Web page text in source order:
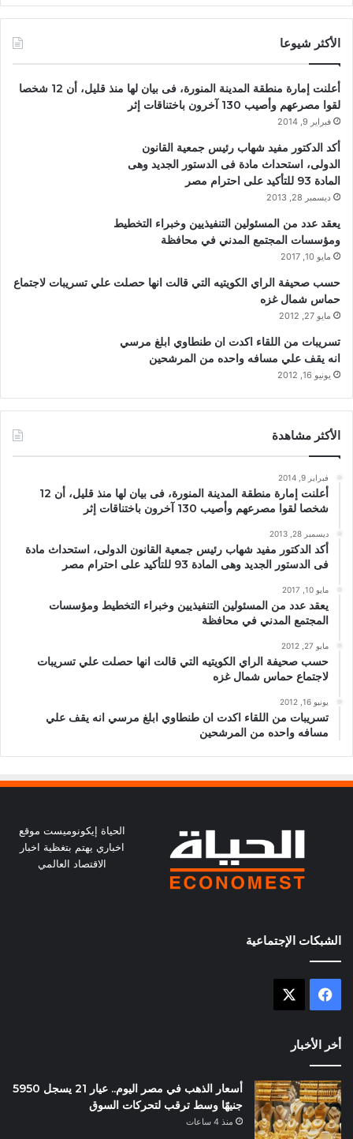
الأكثر شيوعا
أعلنت إمارة منطقة المدينة المنورة، فى بيان لها منذ قليل، أن 12 شخصا
لقوا مصرعهم وأصيب 130 آخرون باختناقات إثر
فبراير 9, 2014
أكد الدكتور مفيد شهاب رئيس جمعية القانون
الدولى، استحداث مادة فى الدستور الجديد وهى
المادة 93 للتأكيد على احترام مصر
ديسمبر 28, 2013
يعقد عدد من المسئولين التنفيذيين وخبراء التخطيط
ومؤسسات المجتمع المدني في محافظة
مايو 10, 2017
حسب صحيفة الراي الكويتيه التي قالت انها حصلت علي تسريبات لاجتماع
حماس شمال غزه
مايو 27, 2012
تسريبات من اللقاء اكدت ان طنطاوي ابلغ مرسي
انه يقف علي مسافه واحده من المرشحين
يونيو 16, 2012
الأكثر مشاهدة
فبراير 9, 2014
أعلنت إمارة منطقة المدينة المنورة، فى بيان لها منذ قليل، أن 12
شخصا لقوا مصرعهم وأصيب 130 آخرون باختناقات إثر
ديسمبر 28, 2013
أكد الدكتور مفيد شهاب رئيس جمعية القانون الدولى، استحداث مادة
فى الدستور الجديد وهى المادة 93 للتأكيد على احترام مصر
مايو 10, 2017
يعقد عدد من المسئولين التنفيذيين وخبراء التخطيط ومؤسسات
المجتمع المدني في محافظة
مايو 27, 2012
حسب صحيفة الراي الكويتيه التي قالت انها حصلت علي تسريبات
لاجتماع حماس شمال غزه
يونيو 16, 2012
تسريبات من اللقاء اكدت ان طنطاوي ابلغ مرسي انه يقف علي
مسافه واحده من المرشحين
الحياة إيكونوميست موقع
اخباري يهتم بتغظية اخبار
الاقتصاد العالمي
الشبكات الإجتماعية
فيسبوك
أخر الأخبار
أسعار الذهب في مصر اليوم.. عيار 21 يسجل 5950
جنيهًا وسط ترقب لتحركات السوق
منذ 4 ساعات